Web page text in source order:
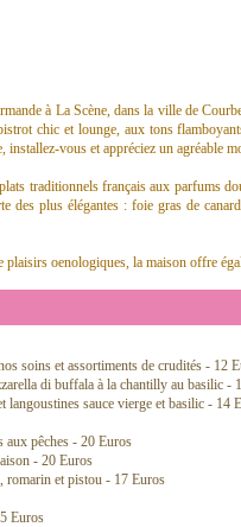
à La Scène, dans la ville de
chic et lounge, aux tons
installez-vous et appréciez un agréable
traditionnels français aux parfums
des plus élégantes : foie gras de
plaisirs oenologiques, la maison offre
soins et assortiments de crudités - 12
di buffala à la chantilly au basilic -
langoustines sauce vierge et basilic - 14
aux pêches - 20 Euros
- 20 Euros
romarin et pistou - 17 Euros
Euros